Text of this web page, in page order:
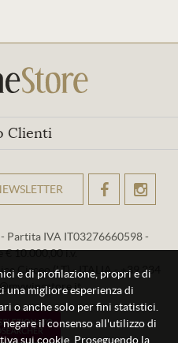
Clienti
e di profilazione, propri e di
migliore esperienza di
o anche solo per fini statistici.
il consenso all'utilizzo di
sui cookie. Proseguendo la
OK
Partita IVA IT03276660598 -
€ 10.000,00 i.v.
Circeo (LT) - ITALIA - +39 334